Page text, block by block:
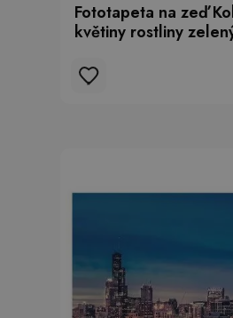
Fototapeta na zeď
květiny rostliny